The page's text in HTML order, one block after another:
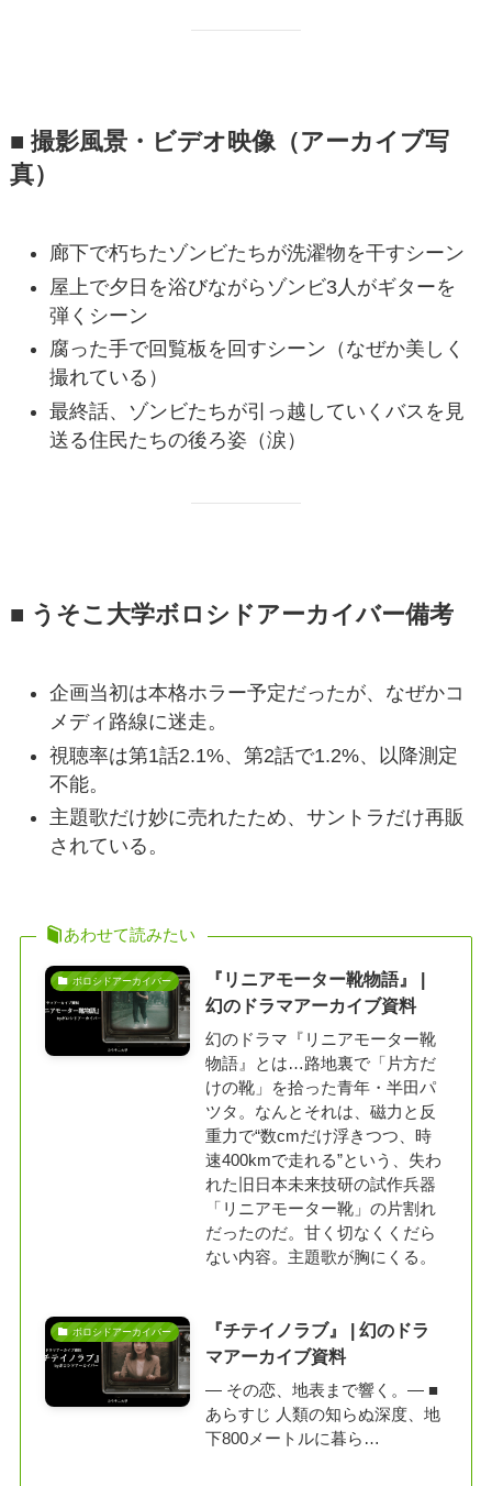
■ 撮影風景・ビデオ映像（アーカイブ写
真）
廊下で朽ちたゾンビたちが洗濯物を干すシーン
屋上で夕日を浴びながらゾンビ3人がギターを
弾くシーン
腐った手で回覧板を回すシーン（なぜか美しく
撮れている）
最終話、ゾンビたちが引っ越していくバスを見
送る住民たちの後ろ姿（涙）
■ うそこ大学ボロシドアーカイバー備考
企画当初は本格ホラー予定だったが、なぜかコ
メディ路線に迷走。
視聴率は第1話2.1%、第2話で1.2%、以降測定
不能。
主題歌だけ妙に売れたため、サントラだけ再販
されている。
あわせて読みたい
ボロシドアーカイバー
『リニアモーター靴物語』 |
幻のドラマアーカイブ資料
幻のドラマ『リニアモーター靴
物語』とは…路地裏で「片方だ
けの靴」を拾った青年・半田パ
ツタ。なんとそれは、磁力と反
重力で“数cmだけ浮きつつ、時
速400kmで走れる”という、失わ
れた旧日本未来技研の試作兵器
「リニアモーター靴」の片割れ
だったのだ。甘く切なくくだら
ない内容。主題歌が胸にくる。
ボロシドアーカイバー
『チテイノラブ』 | 幻のドラ
マアーカイブ資料
― その恋、地表まで響く。― ■
あらすじ 人類の知らぬ深度、地
下800メートルに暮ら…